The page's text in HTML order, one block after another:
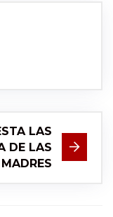
LAS
DE LAS
MADRES